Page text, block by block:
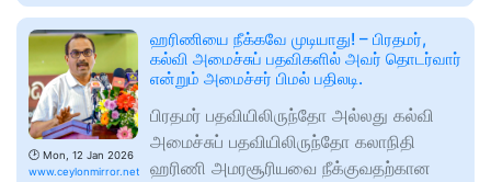
🕑 Mon, 12 Jan 2026
www.ceylonmirror.net
ஹரிணியை நீக்கவே முடியாது! – பிரதமர்,
கல்வி அமைச்சுப் பதவிகளில் அவர் தொடர்வார்
என்றும் அமைச்சர் பிமல் பதிலடி.
பிரதமர் பதவியிலிருந்தோ அல்லது கல்வி
அமைச்சுப் பதவியிலிருந்தோ கலாநிதி
ஹரிணி அமரசூரியவை நீக்குவதற்கான